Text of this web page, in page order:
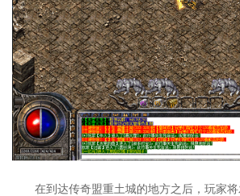
在到达传奇盟重土城的地方之后，玩家